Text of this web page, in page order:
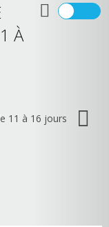
À
11 à 16 jours